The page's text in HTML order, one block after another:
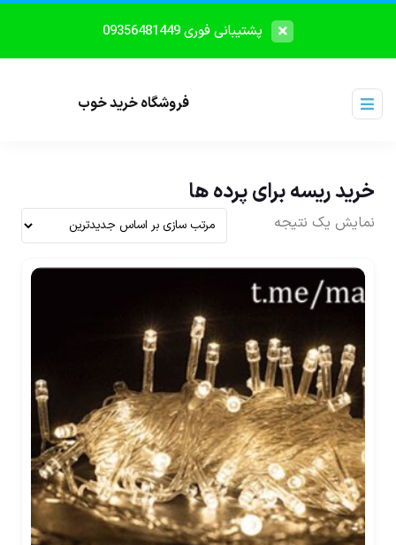
پشتیبانی فوری 09356481449
فروشگاه خرید خوب
خرید ریسه برای پرده ها
نمایش یک نتیجه